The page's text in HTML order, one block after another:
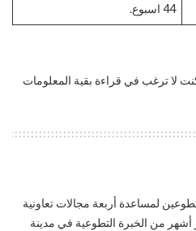
44 اسبوع.
لا ترغب في قراءة بقية المعلومات
لمساعدة أربعة مجالات تعاونية
أشهر من الخبرة التطوعية في مدينة